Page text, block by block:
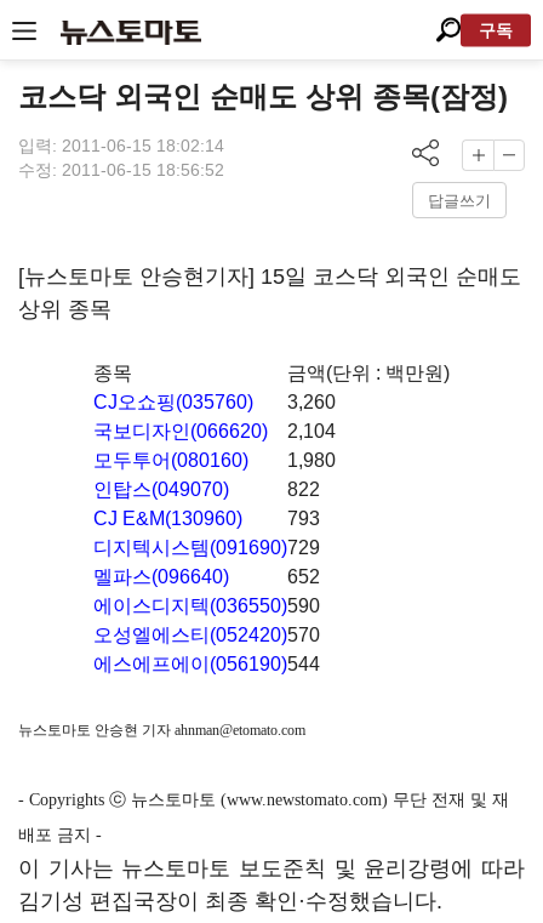
구독
코스닥 외국인 순매도 상위 종목(잠정)
입력: 2011-06-15 18:02:14
수정: 2011-06-15 18:56:52
답글쓰기
[뉴스토마토 안승현기자] 15일 코스닥 외국인 순매도
상위 종목
종목
금액(단위 : 백만원)
CJ오쇼핑(035760)
3,260
국보디자인(066620)
2,104
모두투어(080160)
1,980
인탑스(049070)
822
CJ E&M(130960)
793
디지텍시스템(091690)729
멜파스(096640)
652
에이스디지텍(036550)590
오성엘에스티(052420)570
에스에프에이(056190)544
뉴스토마토 안승현 기자 ahnman@etomato.com
- Copyrights ⓒ 뉴스토마토 (www.newstomato.com) 무단 전재 및 재
배포 금지 -
이 기사는 뉴스토마토 보도준칙 및 윤리강령에 따라
김기성 편집국장이 최종 확인·수정했습니다.